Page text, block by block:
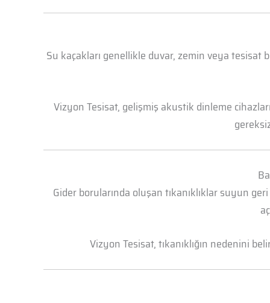
Su kaçakları genellikle duvar, zemin veya tesisat
Vizyon Tesisat, gelişmiş akustik dinleme
Gider borularında oluşan tıkanıklıklar suyun
Vizyon Tesisat, tıkanıklığın nedenini